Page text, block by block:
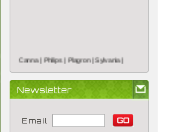
Newsletter
Email